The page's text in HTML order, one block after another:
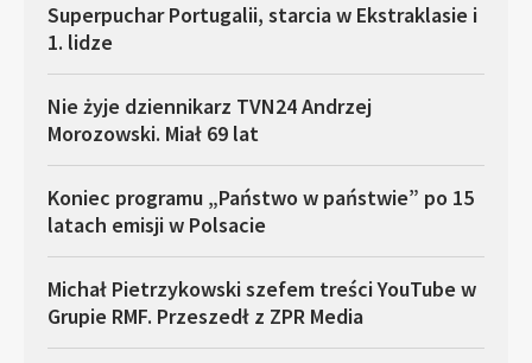
Superpuchar Portugalii, starcia w Ekstraklasie i
1. lidze
Nie żyje dziennikarz TVN24 Andrzej
Morozowski. Miał 69 lat
Koniec programu „Państwo w państwie” po 15
latach emisji w Polsacie
Michał Pietrzykowski szefem treści YouTube w
Grupie RMF. Przeszedł z ZPR Media